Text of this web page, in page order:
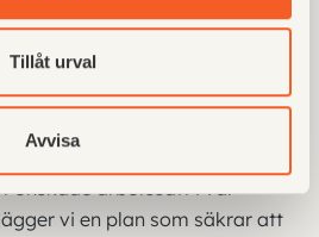
Tillåt urval
Avvisa
önskade arbetssätt i vår
vi en plan som säkrar att